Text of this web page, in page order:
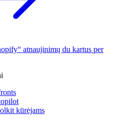
atnaujinimų du kartus per
kūrėjams